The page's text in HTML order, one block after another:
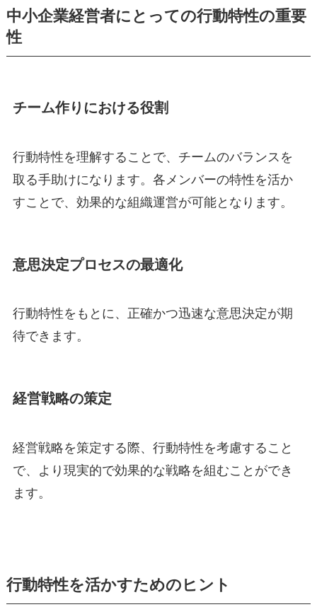
中小企業経営者にとっての行動特性の重要
性
チーム作りにおける役割
行動特性を理解することで、チームのバランスを
取る手助けになります。各メンバーの特性を活か
すことで、効果的な組織運営が可能となります。
意思決定プロセスの最適化
行動特性をもとに、正確かつ迅速な意思決定が期
待できます。
経営戦略の策定
経営戦略を策定する際、行動特性を考慮すること
で、より現実的で効果的な戦略を組むことができ
ます。
行動特性を活かすためのヒント